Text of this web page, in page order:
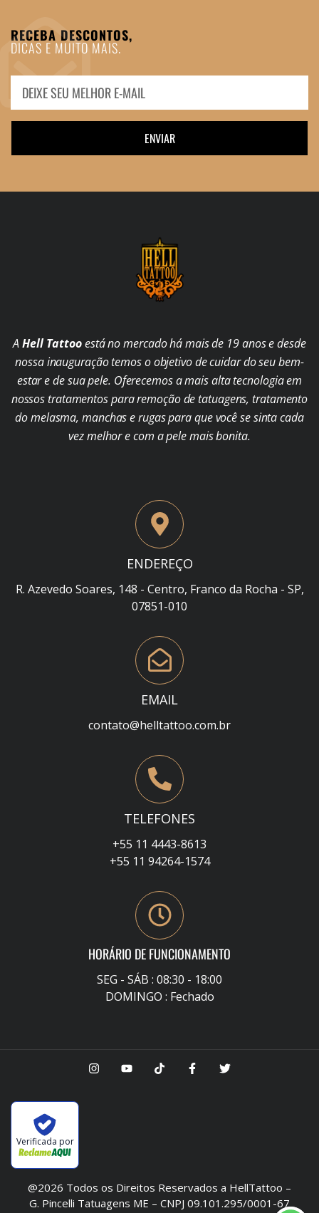
RECEBA DESCONTOS,
DICAS E MUITO MAIS.
ENVIAR
AHell Tattooestá no mercado há mais de 19 anos e desde
nossa inauguração temos o objetivo de cuidar do seu bem-
estar e de sua pele. Oferecemos a mais alta tecnologia em
nossos tratamentos para remoção de tatuagens, tratamento
do melasma, manchas e rugas para que você se sinta cada
vez melhor e com a pele mais bonita.
ENDEREÇO
R. Azevedo Soares, 148 - Centro, Franco da Rocha - SP,
07851-010
EMAIL
contato@helltattoo.com.br
TELEFONES
+55 11 4443-8613
+55 11 94264-1574
HORÁRIO DE FUNCIONAMENTO
SEG - SÁB : 08:30 - 18:00
DOMINGO : Fechado
Verificada por
@2026 Todos os Direitos Reservados a HellTattoo –
G. Pincelli Tatuagens ME – CNPJ 09.101.295/0001-67